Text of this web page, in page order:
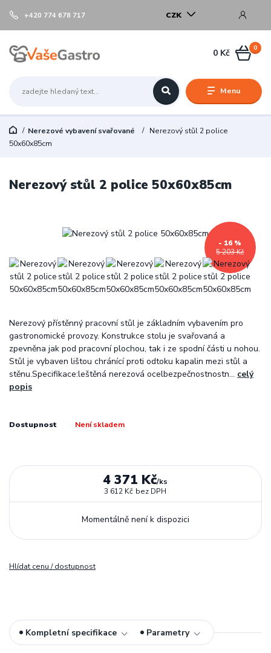
Menu
CZK
+420 774 678 717
0
0 Kč
Nerezové vybavení svařované
Nerezový stůl 2 police
50x60x85cm
Nerezový stůl 2 police 50x60x85cm
5 203 Kč
- 16 %
Nerezový přístěnný pracovní stůl je základním vybavením pro
gastronomické provozy. Konstrukce stolu je svařovaná a
zpevněna jak pod pracovní plochou, tak i ze spodní části u nohou.
Stůl je vybaven lištou chránící proti odtoku kapalin mezi stůl a
stěnu.Specifikace:leštěná nerezová ocelbezpečnostnostn... celý
popis
Dostupnost Není skladem
4 371 Kč/ks
3 612 Kč bez DPH
Momentálně není k dispozici
Hlídat cenu / dostupnost
Kompletní specifikace Parametry